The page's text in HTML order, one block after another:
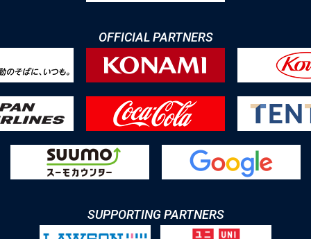
OFFICIAL PARTNERS
SUPPORTING PARTNERS